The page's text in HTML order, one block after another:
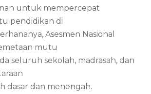
untuk mempercepat
pendidikan di
Asesmen Nasional
mutu
seluruh sekolah, madrasah, dan
dasar dan menengah.